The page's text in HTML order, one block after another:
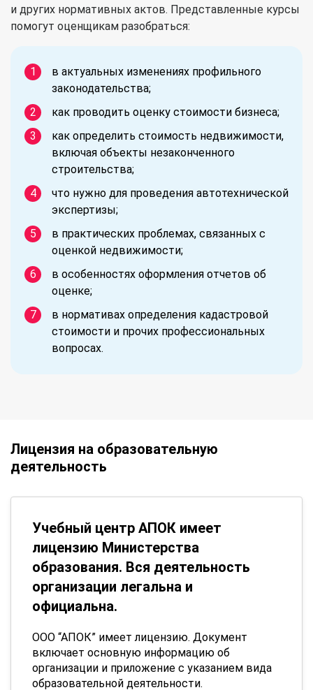
и других нормативных актов. Представленные курсы
помогут оценщикам разобраться:
в актуальных изменениях профильного
законодательства;
как проводить оценку стоимости бизнеса;
как определить стоимость недвижимости,
включая объекты незаконченного
строительства;
что нужно для проведения автотехнической
экспертизы;
в практических проблемах, связанных с
оценкой недвижимости;
в особенностях оформления отчетов об
оценке;
в нормативах определения кадастровой
стоимости и прочих профессиональных
вопросах.
Лицензия на образовательную
деятельность
Учебный центр АПОК имеет
лицензию Министерства
образования. Вся деятельность
организации легальна и
официальна.
ООО “АПОК” имеет лицензию. Документ
включает основную информацию об
организации и приложение с указанием вида
образовательной деятельности.